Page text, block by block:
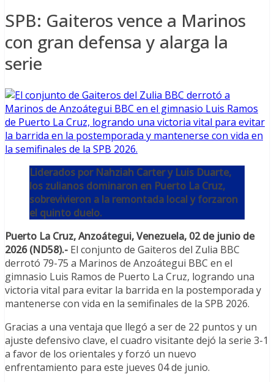
SPB: Gaiteros vence a Marinos
con gran defensa y alarga la
serie
Liderados por Nahziah Carter y Luis Duarte,
los zulianos dominaron en Puerto La Cruz,
sobrevivieron a la remontada local y forzaron
el quinto duelo.
Puerto La Cruz, Anzoátegui, Venezuela, 02 de junio de
2026 (ND58).- El conjunto de Gaiteros del Zulia BBC
derrotó 79-75 a Marinos de Anzoátegui BBC en el
gimnasio Luis Ramos de Puerto La Cruz, logrando una
victoria vital para evitar la barrida en la postemporada y
mantenerse con vida en la semifinales de la SPB 2026.
Gracias a una ventaja que llegó a ser de 22 puntos y un
ajuste defensivo clave, el cuadro visitante dejó la serie 3-1
a favor de los orientales y forzó un nuevo
enfrentamiento para este jueves 04 de junio.